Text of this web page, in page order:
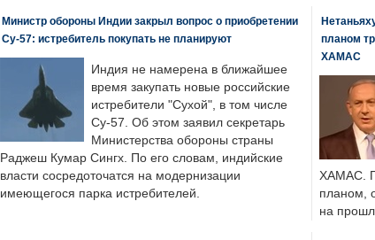
Министр обороны Индии закрыл вопрос о приобретении
Су-57: истребитель покупать не планируют
Индия не намерена в ближайшее
время закупать новые российские
истребители "Сухой", в том числе
Су-57. Об этом заявил секретарь
Министерства обороны страны
Раджеш Кумар Сингх. По его словам, индийские
власти сосредоточатся на модернизации
имеющегося парка истребителей.
планом
ХАМАС
ХАМАС.
планом,
на